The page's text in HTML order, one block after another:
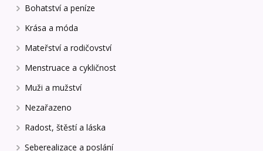
Bohatství a peníze
Krása a móda
Mateřství a rodičovství
Menstruace a cykličnost
Muži a mužství
Nezařazeno
Radost, štěstí a láska
Seberealizace a poslání